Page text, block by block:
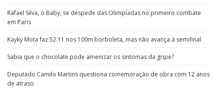
Rafael Silva, o Baby, se despede das Olimpíadas no primeiro combate
em Paris
Kayky Mota faz 52.11 nos 100m borboleta, mas não avança à semifinal
Sabia que o chocolate pode amenizar os sintomas da gripe?
Deputado Camilo Martins questiona comemoração de obra com 12 anos
de atraso